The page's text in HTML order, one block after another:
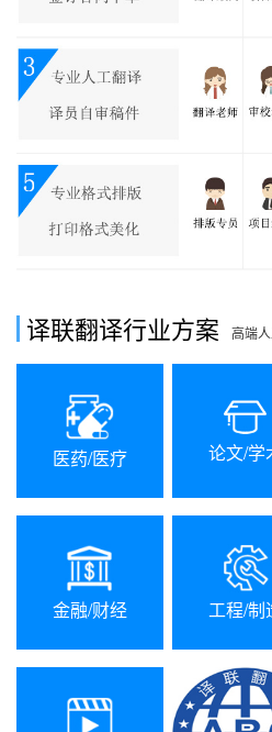
译联翻译行业方案 高端
医药/医疗 论文/学
金融/财经 工程/制